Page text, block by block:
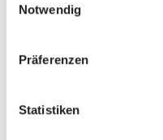
Notwendig
Präferenzen
Statistiken
Infrastruktur
Betten